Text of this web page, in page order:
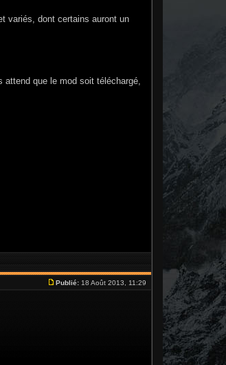
variés, dont certains auront un
que le mod soit téléchargé,
Publié: 18 Août 2013, 11:29